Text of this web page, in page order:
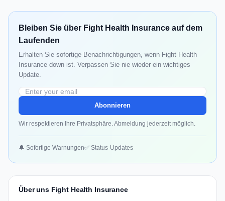
Bleiben Sie über Fight Health Insurance auf dem
Laufenden
Erhalten Sie sofortige Benachrichtigungen, wenn Fight Health
Insurance down ist. Verpassen Sie nie wieder ein wichtiges
Update.
Abonnieren
Wir respektieren Ihre Privatsphäre. Abmeldung jederzeit möglich.
🔔 Sofortige Warnungen✅ Status-Updates
Über uns Fight Health Insurance